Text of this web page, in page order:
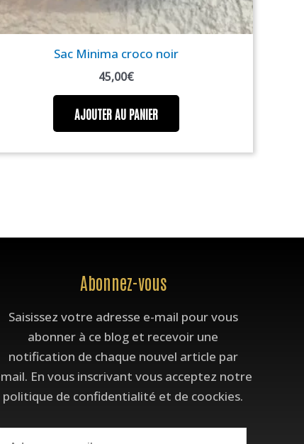
Sac Minima croco noir
45,00€
AJOUTER AU PANIER
Abonnez-vous
Saisissez votre adresse e-mail pour vous
abonner à ce blog et recevoir une
notification de chaque nouvel article par
En vous inscrivant vous acceptez notre
politique de confidentialité et de coockies.
mail